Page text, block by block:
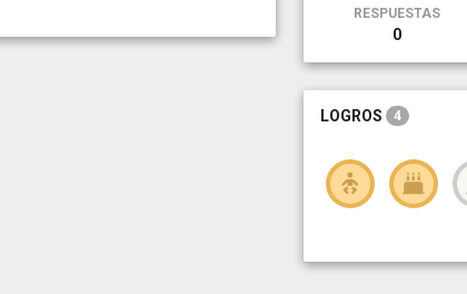
RESPUESTAS
0
LOGROS 4